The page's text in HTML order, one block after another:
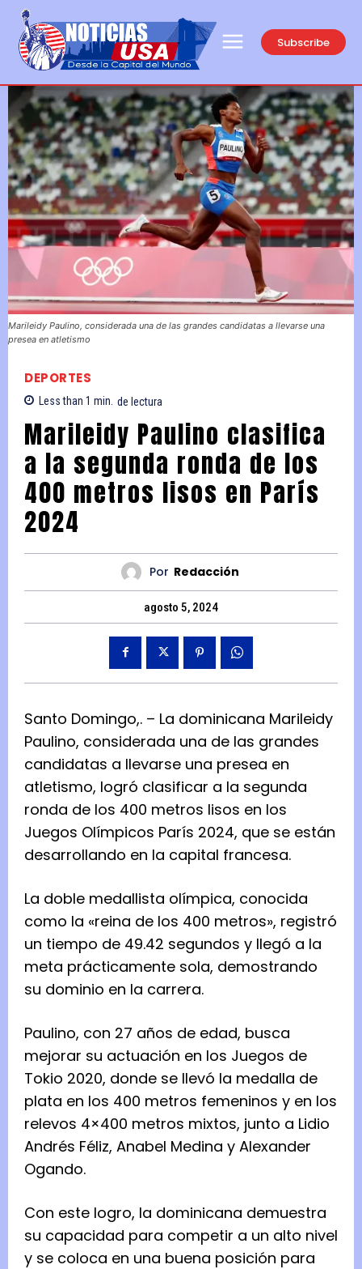
Subscribe
Marileidy Paulino, considerada una de las grandes candidatas a llevarse una
presea en atletismo
DEPORTES
Less than 1 min. de lectura
Marileidy Paulino clasifica
a la segunda ronda de los
400 metros lisos en París
2024
Por Redacción
agosto 5, 2024
Santo Domingo,. – La dominicana Marileidy
Paulino, considerada una de las grandes
candidatas a llevarse una presea en
atletismo, logró clasificar a la segunda
ronda de los 400 metros lisos en los
Juegos Olímpicos París 2024, que se están
desarrollando en la capital francesa.
La doble medallista olímpica, conocida
como la «reina de los 400 metros», registró
un tiempo de 49.42 segundos y llegó a la
meta prácticamente sola, demostrando
su dominio en la carrera.
Paulino, con 27 años de edad, busca
mejorar su actuación en los Juegos de
Tokio 2020, donde se llevó la medalla de
plata en los 400 metros femeninos y en los
relevos 4×400 metros mixtos, junto a Lidio
Andrés Féliz, Anabel Medina y Alexander
Ogando.
Con este logro, la dominicana demuestra
su capacidad para competir a un alto nivel
y se coloca en una buena posición para